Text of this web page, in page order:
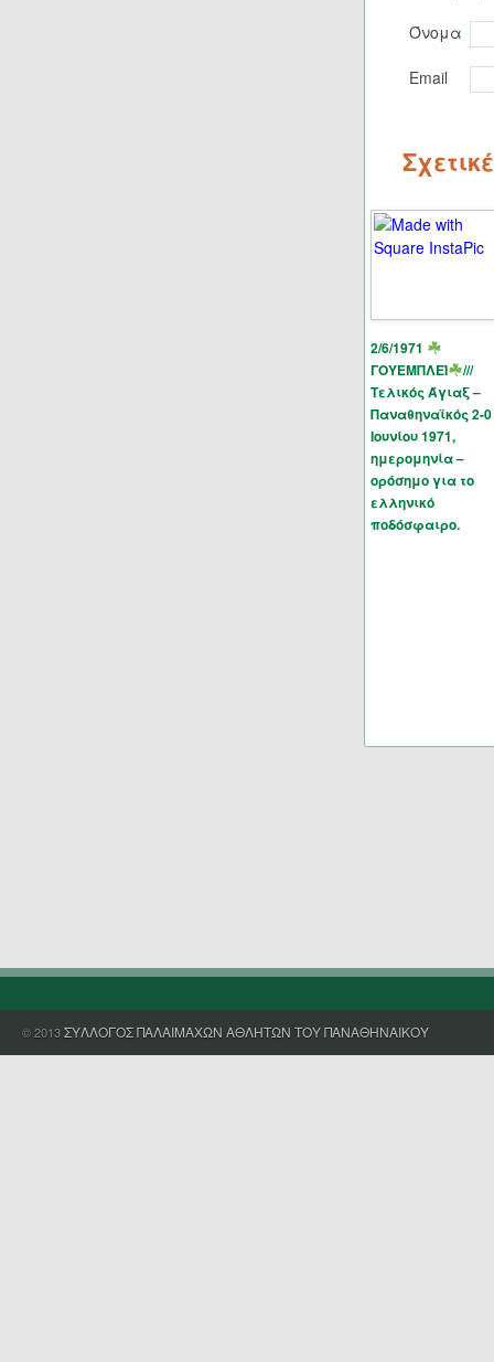
Όνομα
Email
2/6/1971
ΓΟΥΕΜΠΛΕΪ
///
Τελικός Άγιαξ –
Παναθηναϊκός 2-
Ιουνίου 1971,
ημερομηνία –
ορόσημο για το
ελληνικό
ποδόσφαιρο.
© 2013ΣΥΛΛΟΓΟΣ ΠΑΛΑΙΜΑΧΩΝ ΑΘΛΗΤΩΝ ΤΟΥ ΠΑΝΑΘΗΝΑΙΚΟΥ